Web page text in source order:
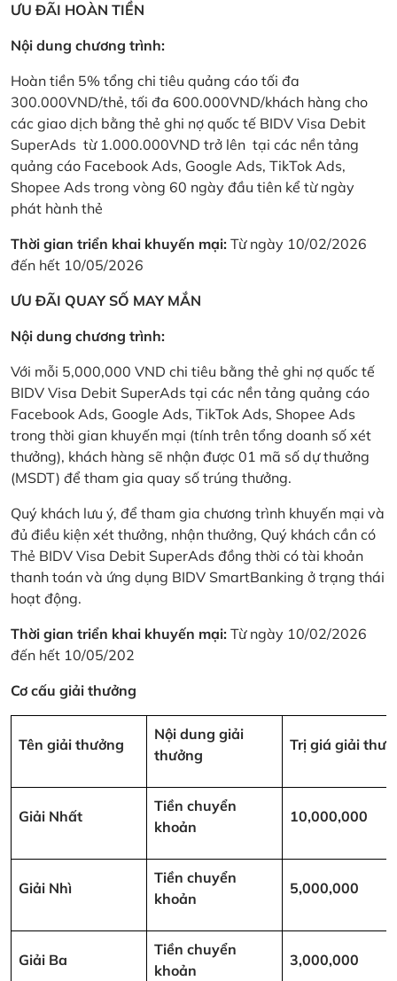
ƯU ĐÃI HOÀN TIỀN
Nội dung chương trình:
Hoàn tiền 5% tổng chi tiêu quảng cáo tối đa
300.000VND/thẻ, tối đa 600.000VND/khách hàng cho
các giao dịch bằng thẻ ghi nợ quốc tế BIDV Visa Debit
SuperAds từ 1.000.000VND trở lên tại các nền tảng
quảng cáo Facebook Ads, Google Ads, TikTok Ads,
Shopee Ads trong vòng 60 ngày đầu tiên kể từ ngày
phát hành thẻ
Thời gian triển khai khuyến mại: Từ ngày 10/02/2026
đến hết 10/05/2026
ƯU ĐÃI QUAY SỐ MAY MẮN
Nội dung chương trình:
Với mỗi 5,000,000 VND chi tiêu bằng thẻ ghi nợ quốc tế
BIDV Visa Debit SuperAds tại các nền tảng quảng cáo
Facebook Ads, Google Ads, TikTok Ads, Shopee Ads
trong thời gian khuyến mại (tính trên tổng doanh số xét
thưởng), khách hàng sẽ nhận được 01 mã số dự thưởng
(MSDT) để tham gia quay số trúng thưởng.
Quý khách lưu ý, để tham gia chương trình khuyến mại và
đủ điều kiện xét thưởng, nhận thưởng, Quý khách cần có
Thẻ BIDV Visa Debit SuperAds đồng thời có tài khoản
thanh toán và ứng dụng BIDV SmartBanking ở trạng thái
hoạt động.
Thời gian triển khai khuyến mại: Từ ngày 10/02/2026
đến hết 10/05/202
Cơ cấu giải thưởng
Tên giải thưởng
Nội dung giải
thưởng
Trị giá giải
Giải Nhất
Tiền chuyển
khoản
10,000,000
Giải Nhì
Tiền chuyển
khoản
5,000,000
Giải Ba
Tiền chuyển
khoản
3,000,000